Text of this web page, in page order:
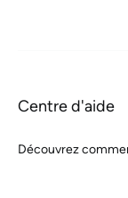
Centre d'aide
Découvrez